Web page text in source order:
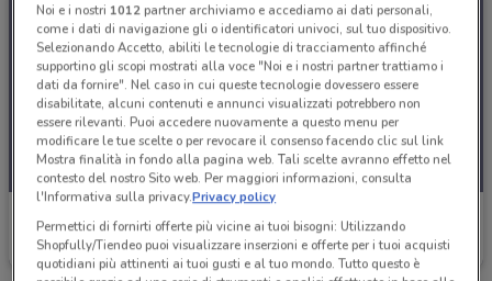
Team 7
Scade il 31/01
Noi e i nostri 1012partner archiviamo e accediamo ai dati personali,
come i dati di navigazione gli o identificatori univoci, sul tuo dispositivo.
Selezionando Accetto, abiliti le tecnologie di tracciamento affinché
supportino gli scopi mostrati alla voce "Noi e i nostri partner trattiamo i
dati da fornire". Nel caso in cui queste tecnologie dovessero essere
disabilitate, alcuni contenuti e annunci visualizzati potrebbero non
essere rilevanti. Puoi accedere nuovamente a questo menu per
modificare le tue scelte o per revocare il consenso facendo clic sul link
Mostra finalità in fondo alla pagina web. Tali scelte avranno effetto nel
contesto del nostro Sito web. Per maggiori informazioni, consulta
l'Informativa sulla privacy.Privacy policy
Permettici di fornirti offerte più vicine ai tuoi bisogni: Utilizzando
Shopfully/Tiendeo puoi visualizzare inserzioni e offerte per i tuoi acquisti
quotidiani più attinenti ai tuoi gusti e al tuo mondo. Tutto questo è